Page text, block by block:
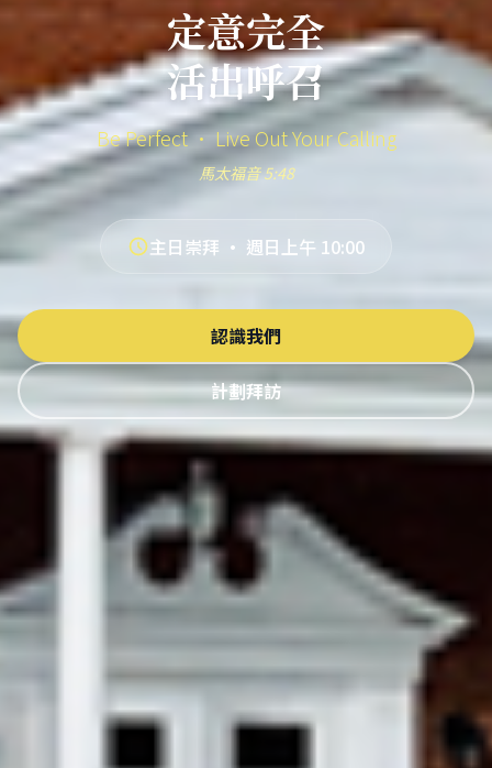
定意完全
活出呼召
Be Perfect · Live Out Your Calling
馬太福音 5:48
主日崇拜 · 週日上午 10:00
認識我們
計劃拜訪